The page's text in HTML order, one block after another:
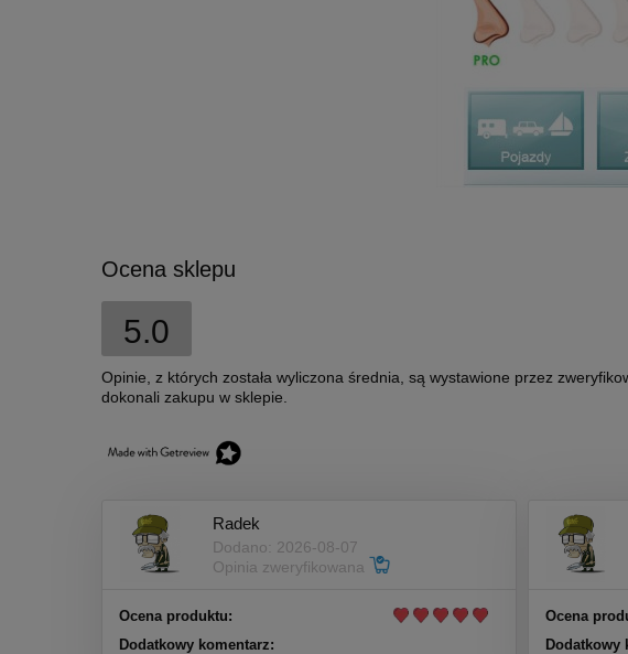
Ocena sklepu
5.0
Opinie, z których została wyliczona średnia, są wystawione przez
dokonali zakupu w sklepie.
Radek
Dodano: 2026-08-07
Opinia zweryfikowana
Ocena produktu:
Dodatkowy komentarz:
Ocena
Dodatkowy